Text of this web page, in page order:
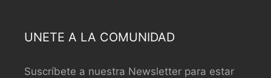
UNETE A LA COMUNIDAD
Suscríbete a nuestra Newsletter para estar